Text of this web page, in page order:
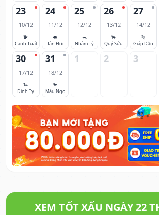
23
10/12
🐕
Canh Tuất
24
11/12
🐖
Tân Hợi
25
12/12
🐀
Nhâm Tý
26
13/12
🐂
Quý Sửu
27
14/12
🐅
Giáp Dần
30
17/12
🐍
Đinh Tỵ
31
18/12
🐎
Mậu Ngọ
1 2 3
XEM TỐT XẤU NGÀY 22